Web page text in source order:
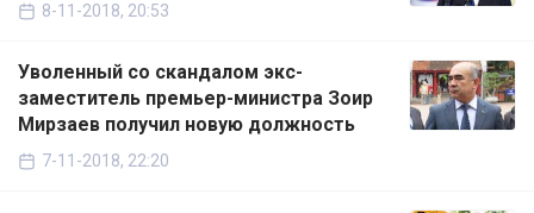
8-11-2018, 20:53
Уволенный со скандалом экс-
заместитель премьер-министра Зоир
Мирзаев получил новую должность
7-11-2018, 22:20